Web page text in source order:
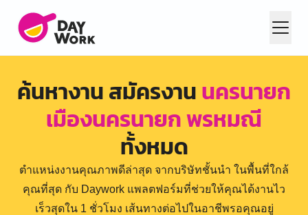
ค้นหางาน สมัครงานนครนายก
เมืองนครนายก พรหมณี
ทั้งหมด
ตำแหน่งงานคุณภาพดีล่าสุด จากบริษัทชั้นนำ ในพื้นที่ใกล้
คุณที่สุด กับ Daywork แพลตฟอร์มที่ช่วยให้คุณได้งานไว
เร็วสุดใน 1 ชั่วโมง เส้นทางต่อไปในอาชีพรอคุณอยู่